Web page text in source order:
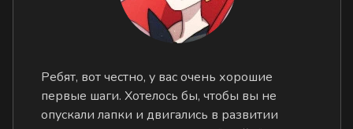
Ребят, вот честно, у вас очень хорошие
первые шаги. Хотелось бы, чтобы вы не
опускали лапки и двигались в развитии